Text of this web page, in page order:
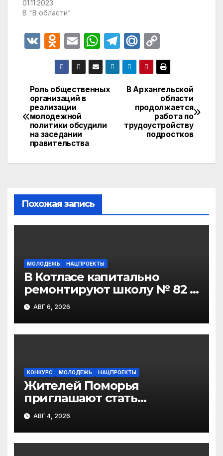
01.11.2023
В "В области"
V
O
d
n
o
kl
a
s
s
ni
E
m
ail
W
h
at
s
p
T
el
e
gr
m
M
ail
.R
u
o
p
y
Li
n
k
Навигация
по
записям
В Архангельской
области
продолжается
работа по
трудоустройству
подростков
Роль общественных
организаций в
реализации
молодежной
политики обсудили
на заседании
правительства
Похожая запись
МОЛОДЕЖЬ НАЦПРОЕКТЫ
В Котласе капитально
ремонтируют школу № 82 и
детсад «Золотая рыбка»
АВГ 6, 2026
КОНКУРС МОЛОДЕЖЬ НАЦПРОЕКТЫ
Жителей Поморья
приглашают стать
соискателями
профориентационной
премии «Россия – мои
горизонты»
АВГ 4, 2026